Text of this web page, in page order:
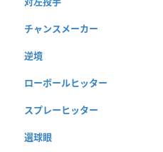
チャンスメーカー
逆境
ローボールヒッター
スプレーヒッター
選球眼